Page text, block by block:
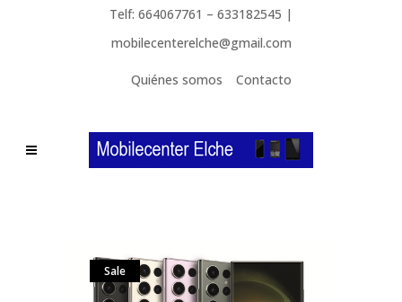
Telf: 664067761 – 633182545 |
mobilecenterelche@gmail.com
Quiénes somos Contacto
Sale